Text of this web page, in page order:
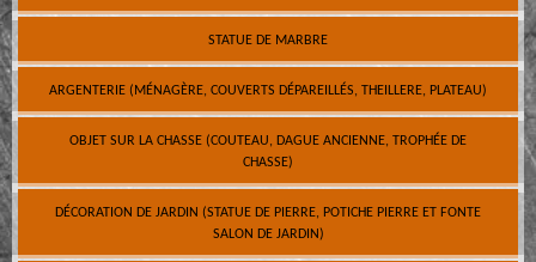
STATUE DE MARBRE
ARGENTERIE (MÉNAGÈRE, COUVERTS DÉPAREILLÉS, THEILLERE, PLATEAU)
OBJET SUR LA CHASSE (COUTEAU, DAGUE ANCIENNE, TROPHÉE DE
CHASSE)
DÉCORATION DE JARDIN (STATUE DE PIERRE, POTICHE PIERRE ET FONTE
SALON DE JARDIN)